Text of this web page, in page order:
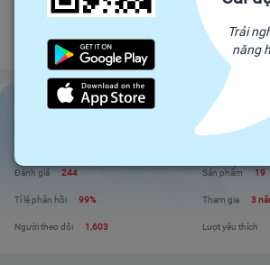
CÔNG TY TNHH SX TM XNK KIM TIỀN
Đối tác trực tiếp của Felix, mang sản phẩm trực tiếp
với người tiêu dùng. Giá cả cạnh tranh - Chất lượng
CÔNG TY TNHH SX TM XNK
Xem shop
Đánh giá 244 Sản phẩm 19
Tỉ lệ phản hồi 99% Tham gia 3
Người theo dõi 1,603 Lượt yêu thích
Trải
năng